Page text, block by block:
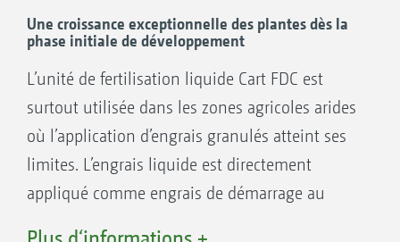
Une croissance exceptionnelle des plantes dès la
phase initiale de développement
L’unité de fertilisation liquide Cart FDC est
surtout utilisée dans les zones agricoles arides
où l’application d’engrais granulés atteint ses
limites. L’engrais liquide est directement
appliqué comme engrais de démarrage au